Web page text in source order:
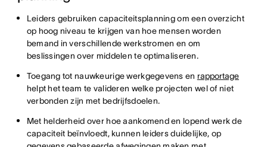
Leiders gebruiken capaciteitsplanning om een overzicht
op hoog niveau te krijgen van hoe mensen worden
bemand in verschillende werkstromen en om
beslissingen over middelen te optimaliseren.
Toegang tot nauwkeurige werkgegevens en rapportage
helpt het team te valideren welke projecten wel of niet
verbonden zijn met bedrijfsdoelen.
Met helderheid over hoe aankomend en lopend werk de
capaciteit beïnvloedt, kunnen leiders duidelijke, op